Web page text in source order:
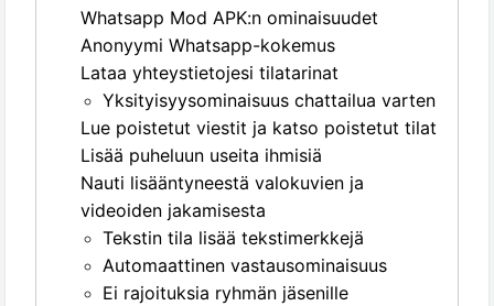
Whatsapp Mod APK:n ominaisuudet
Anonyymi Whatsapp-kokemus
Lataa yhteystietojesi tilatarinat
Yksityisyysominaisuus chattailua varten
Lue poistetut viestit ja katso poistetut tilat
Lisää puheluun useita ihmisiä
Nauti lisääntyneestä valokuvien ja
videoiden jakamisesta
Tekstin tila lisää tekstimerkkejä
Automaattinen vastausominaisuus
Ei rajoituksia ryhmän jäsenille